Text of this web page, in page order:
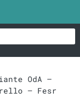
OdA –
– Fesr